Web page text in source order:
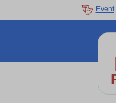
Event